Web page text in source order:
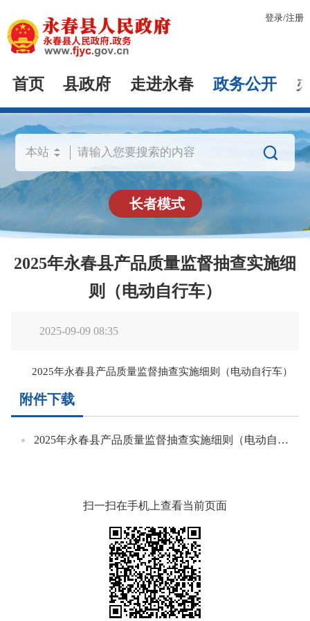
登录/注册
首页 县政府 走进永春 政务公开

长者模式
2025年永春县产品质量监督抽查实施细
则（电动自行车）
2025-09-09 08:35
2025年永春县产品质量监督抽查实施细则（电动自行车）
附件下载
2025年永春县产品质量监督抽查实施细则（电动自行车）.pdf
扫一扫在手机上查看当前页面